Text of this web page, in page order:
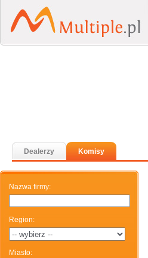
Dealerzy Komisy
Nazwa firmy:
Region:
Miasto: